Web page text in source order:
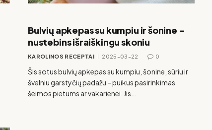
Bulvių apkepas su kumpiu ir šonine –
nustebins išraiškingu skoniu
KAROLINOS RECEPTAI 2025-03-22 0
Šis sotus bulvių apkepas su kumpiu, šonine, sūriu ir
švelniu garstyčių padažu – puikus pasirinkimas
šeimos pietums ar vakarienei. Jis…